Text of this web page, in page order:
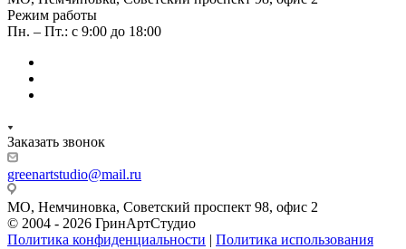
Режим работы
Пн. – Пт.: с 9:00 до 18:00
Заказать звонок
greenartstudio@mail.ru
МО, Немчиновка, Советский проспект 98, офис 2
© 2004 - 2026 ГринАртСтудио
Политика конфиденциальности | Политика использования